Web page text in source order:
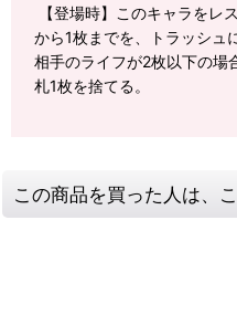
【登場時】このキャラをレ
から1枚までを、トラッシュ
相手のライフが2枚以下の場
札1枚を捨てる。
この商品を買った人は、